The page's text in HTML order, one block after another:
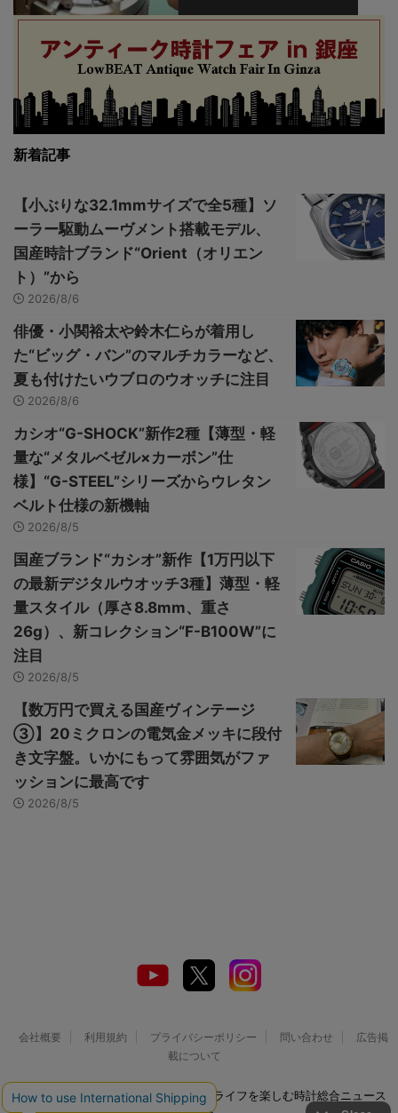
新着記事
【小ぶりな32.1mmサイズで全5種】ソ
ーラー駆動ムーヴメント搭載モデル、
国産時計ブランド“Orient（オリエン
ト）”から
2026/8/6
俳優・小関裕太や鈴木仁らが着用し
た“ビッグ・バン”のマルチカラーなど、
夏も付けたいウブロのウオッチに注目
2026/8/6
カシオ“G-SHOCK”新作2種【薄型・軽
量な“メタルベゼル×カーボン”仕
様】“G-STEEL”シリーズからウレタン
ベルト仕様の新機軸
2026/8/5
国産ブランド“カシオ”新作【1万円以下
の最新デジタルウオッチ3種】薄型・軽
量スタイル（厚さ8.8mm、重さ
26g）、新コレクション“F-B100W”に
注目
2026/8/5
【数万円で買える国産ヴィンテージ
③】20ミクロンの電気金メッキに段付
き文字盤。いかにもって雰囲気がファ
ッションに最高です
2026/8/5
会社概要 利用規約 プライバシーポリシー 問い合わせ
広告掲
載について
© 2026 Watch LIFE NEWS｜ウオッチライフを楽しむ時計総合ニュース